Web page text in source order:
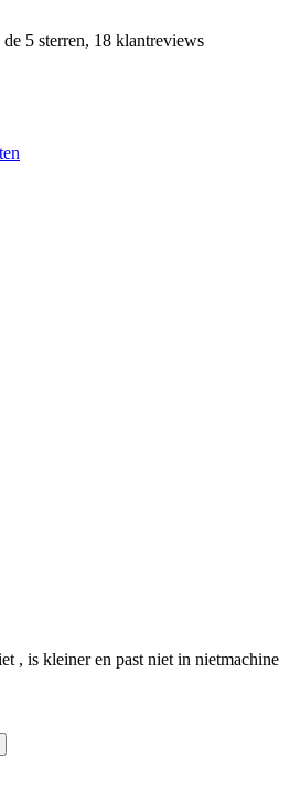
5 sterren, 18 klantreviews
, is kleiner en past niet in nietmachine